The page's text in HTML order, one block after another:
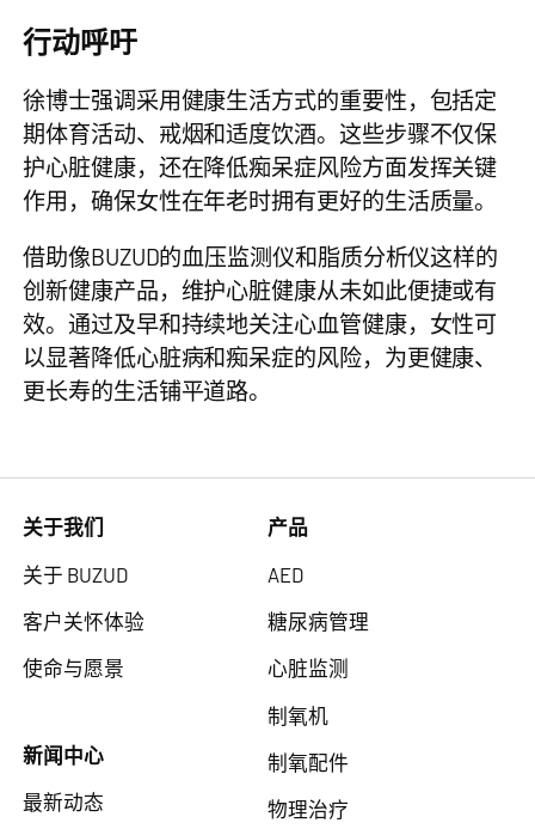
行动呼吁
徐博士强调采用健康生活方式的重要性，包括定
期体育活动、戒烟和适度饮酒。这些步骤不仅保
护心脏健康，还在降低痴呆症风险方面发挥关键
作用，确保女性在年老时拥有更好的生活质量。
借助像BUZUD的血压监测仪和脂质分析仪这样的
创新健康产品，维护心脏健康从未如此便捷或有
效。通过及早和持续地关注心血管健康，女性可
以显著降低心脏病和痴呆症的风险，为更健康、
更长寿的生活铺平道路。
关于我们
关于 BUZUD
客户关怀体验
使命与愿景
新闻中心
最新动态
产品
AED
糖尿病管理
心脏监测
制氧机
制氧配件
物理治疗